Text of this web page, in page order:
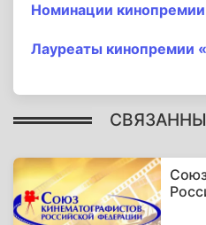
Номинации
Лауреаты кинопремии